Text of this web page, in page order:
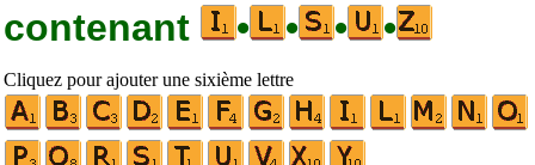
contenant
• • • •
Cliquez pour ajouter une sixième lettre